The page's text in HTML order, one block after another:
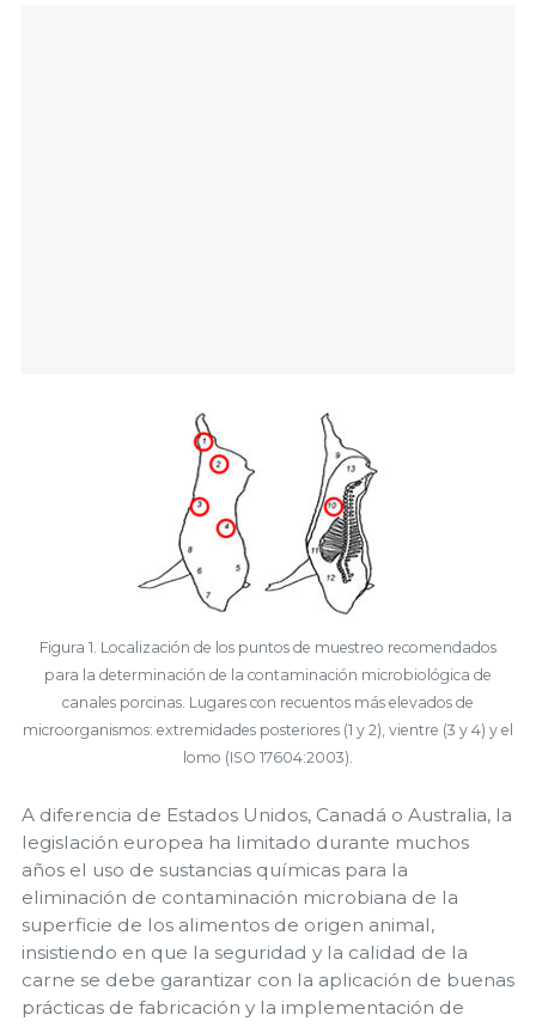
Figura 1. Localización de los puntos de muestreo recomendados
para la determinación de la contaminación microbiológica de
canales porcinas. Lugares con recuentos más elevados de
microorganismos: extremidades posteriores (1 y 2), vientre (3 y 4) y el
lomo (ISO 17604:2003).
A diferencia de Estados Unidos, Canadá o Australia, la
legislación europea ha limitado durante muchos
años el uso de sustancias químicas para la
eliminación de contaminación microbiana de la
superficie de los alimentos de origen animal,
insistiendo en que la seguridad y la calidad de la
carne se debe garantizar con la aplicación de buenas
prácticas de fabricación y la implementación de